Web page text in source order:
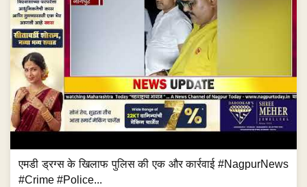
एमडी ड्रग्स के खिलाफ पुलिस की एक और कार्रवाई #NagpurNews
#Crime #Police...